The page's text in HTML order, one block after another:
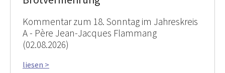
Kommentar zum 18. Sonntag im Jahreskreis
A - Père Jean-Jacques Flammang
(02.08.2026)
liesen >